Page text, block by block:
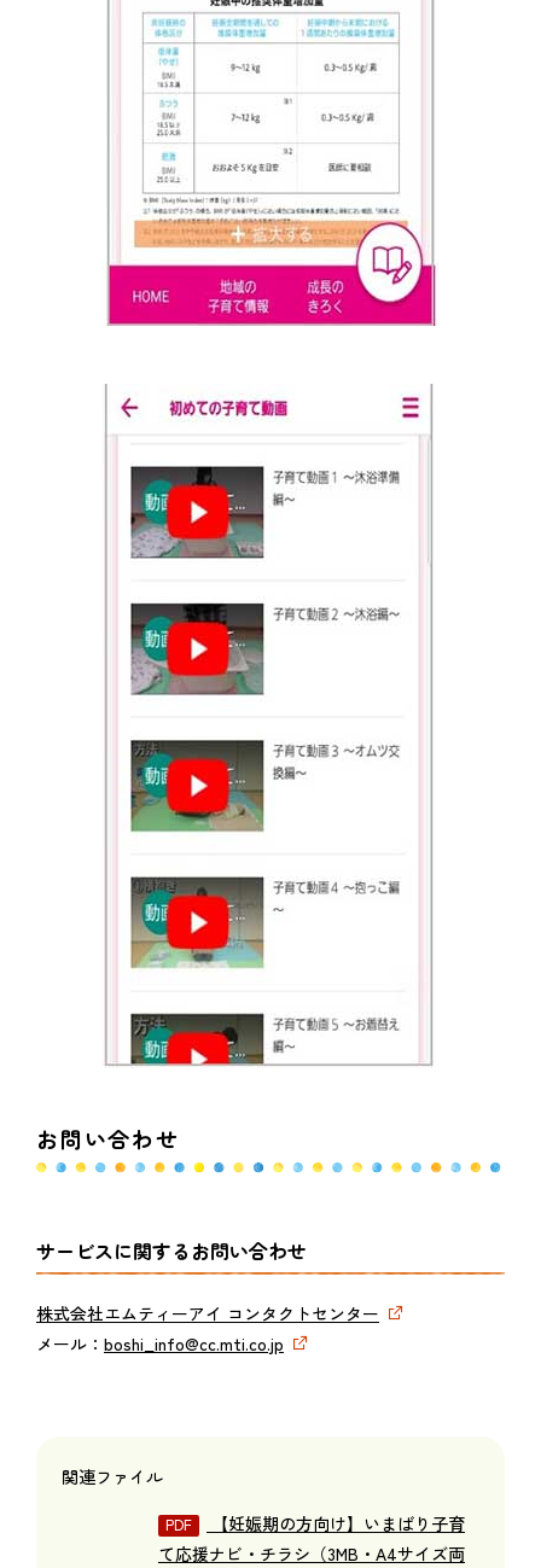
お問い合わせ
サービスに関するお問い合わせ
株式会社エムティーアイ コンタクトセンター
メール： boshi_info@cc.mti.co.jp
関連ファイル
【妊娠期の方向け】いまばり子育
て応援ナビ・チラシ（3MB・A4サイズ両